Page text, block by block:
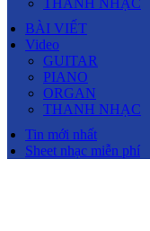
THANH NHẠC
BÀI VIẾT
Video
GUITAR
PIANO
ORGAN
THANH NHẠC
Tin mới nhất
Sheet nhạc miễn phí